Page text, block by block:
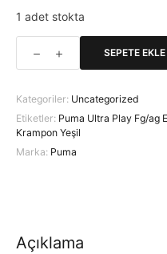
1 adet stokta
Puma
Play
Krampon
SEPETE EKLE
Kategoriler: Uncategorized
Etiketler: Puma Ultra Play Fg/ag
Krampon Yeşil
Marka: Puma
Açıklama